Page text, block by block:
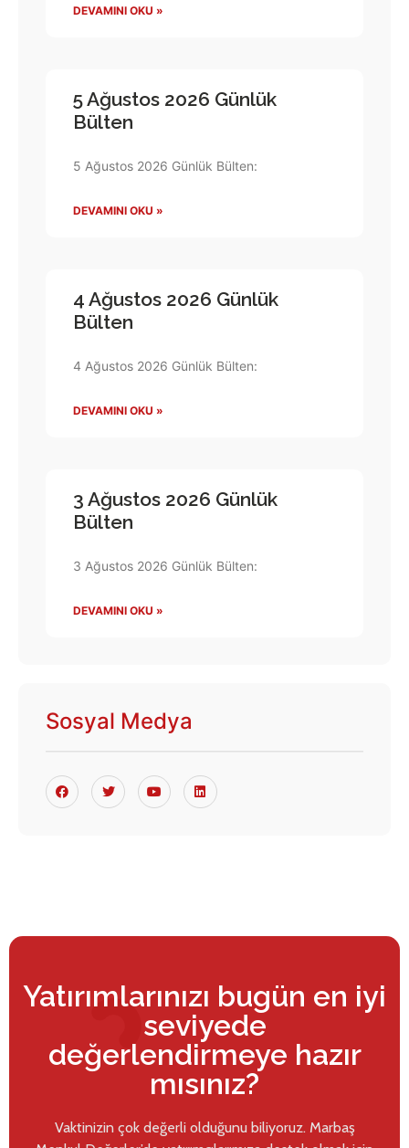
DEVAMINI OKU »
5 Ağustos 2026 Günlük
Bülten
5 Ağustos 2026 Günlük Bülten:
DEVAMINI OKU »
4 Ağustos 2026 Günlük
Bülten
4 Ağustos 2026 Günlük Bülten:
DEVAMINI OKU »
3 Ağustos 2026 Günlük
Bülten
3 Ağustos 2026 Günlük Bülten:
DEVAMINI OKU »
Sosyal Medya
Yatırımlarınızı bugün en iyi
seviyede
değerlendirmeye hazır
mısınız?
Vaktinizin çok değerli olduğunu biliyoruz. Marbaş